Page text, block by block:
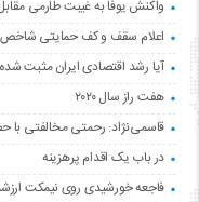
واکنش یوفا به غیبت طارمی
اعلام سقف و کف حمایتی شاخص/
آیا رشد اقتصادی ایران مثبت
هفت راز سال ۲۰۲۰
قاسمی‌نژاد: رحمتی مخالفتی با
در باب یک اقدام پرهزینه
فاجعه خورشیدی روی نیمکت